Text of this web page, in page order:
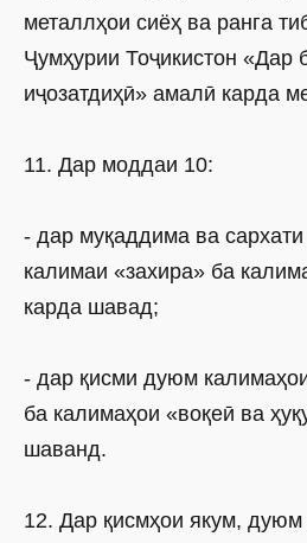
металлҳои сиёҳ ва ранга
Ҷумҳурии Тоҷикистон «Дар
иҷозатдиҳӣ» амалӣ карда
11. Дар моддаи 10:
- дар муқаддима ва
калимаи «захира» ба
карда шавад;
- дар қисми дуюм
ба калимаҳои «воқеӣ ва
шаванд.
12. Дар қисмҳои якум,